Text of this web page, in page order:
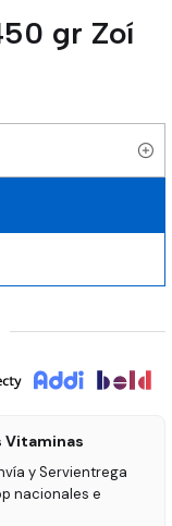
gr Zoí
Vitaminas
y Servientrega
nacionales e